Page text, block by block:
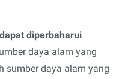
diperbaharui
daya alam yang
sumber daya alam yang